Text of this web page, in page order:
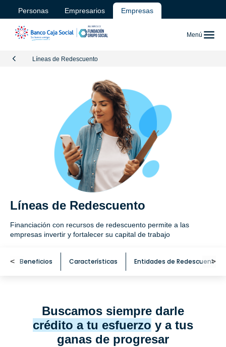
Personas Empresarios Empresas
Menú
Líneas de Redescuento
Líneas de Redescuento
Financiación con recursos de redescuento permite a las
empresas invertir y fortalecer su capital de trabajo
< <
Beneficios Características Entidades de Redescuento
Buscamos siempre darle
crédito a tu esfuerzo y a tus
ganas de progresar